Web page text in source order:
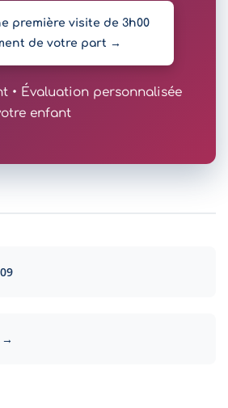
première visite de 3h00
de votre part →
• Évaluation personnalisée
enfant
→